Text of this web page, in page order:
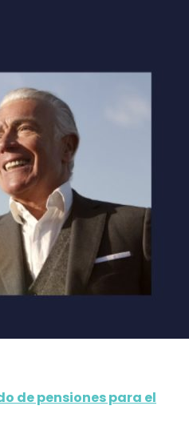
de pensiones para el